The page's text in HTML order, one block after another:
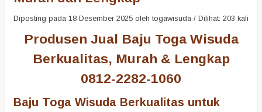
Diposting pada 18 Desember 2025 oleh togawisuda / Dilihat: 203 kali
Produsen Jual Baju Toga Wisuda
Berkualitas, Murah & Lengkap
0812-2282-1060
Baju Toga Wisuda Berkualitas untuk